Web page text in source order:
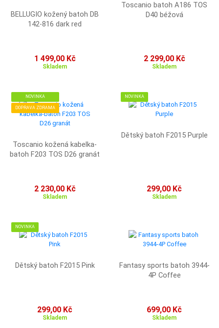
BELLUGIO kožený batoh DB
142-816 dark red
1 499,00 Kč
Skladem
Toscanio batoh A186 TOS
D40 béžová
2 299,00 Kč
Skladem
NOVINKA
DOPRAVA ZDRAMA
Toscanio kožená kabelka-
batoh F203 TOS D26 granát
2 230,00 Kč
Skladem
NOVINKA
Dětský batoh F2015 Purple
299,00 Kč
Skladem
NOVINKA
Dětský batoh F2015 Pink
299,00 Kč
Skladem
Fantasy sports batoh 3944-
4P Coffee
699,00 Kč
Skladem